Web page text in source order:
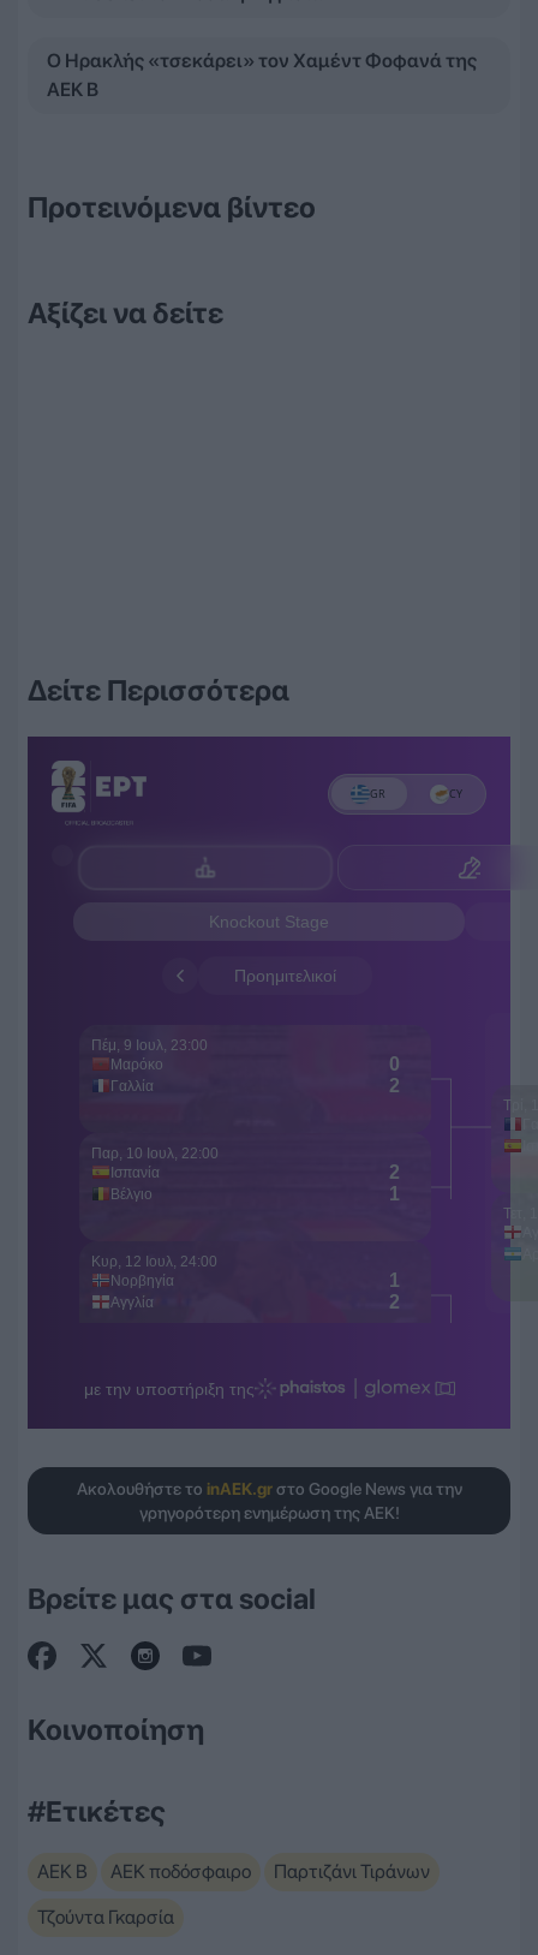
Ο Ηρακλής «τσεκάρει» τον Χαμέντ Φοφανά της
ΑΕΚ Β
Προτεινόμενα βίντεο
Αξίζει να δείτε
Δείτε Περισσότερα
Ακολουθήστε το inAEK.grστο Google News για την
γρηγορότερη ενημέρωση της ΑΕΚ!
Βρείτε μας στα social
Κοινοποίηση
#Ετικέτες
ΑΕΚ Β ΑΕΚ ποδόσφαιρο
Παρτιζάνι Τιράνων
Τζούντα Γκαρσία